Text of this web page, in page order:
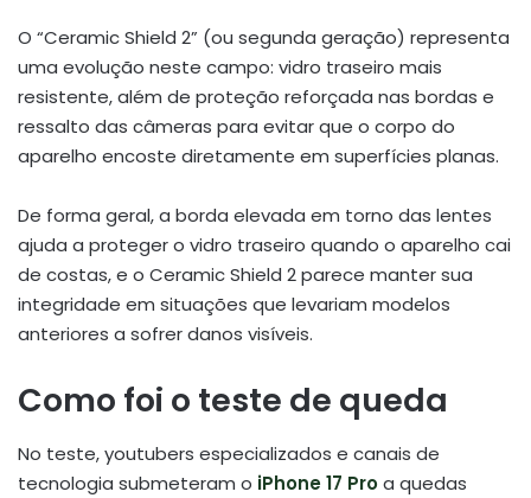
O “Ceramic Shield 2” (ou segunda geração) representa
uma evolução neste campo: vidro traseiro mais
resistente, além de proteção reforçada nas bordas e
ressalto das câmeras para evitar que o corpo do
aparelho encoste diretamente em superfícies planas.
De forma geral, a borda elevada em torno das lentes
ajuda a proteger o vidro traseiro quando o aparelho cai
de costas, e o Ceramic Shield 2 parece manter sua
integridade em situações que levariam modelos
anteriores a sofrer danos visíveis.
Como foi o teste de queda
No teste, youtubers especializados e canais de
tecnologia submeteram o iPhone 17 Proa quedas